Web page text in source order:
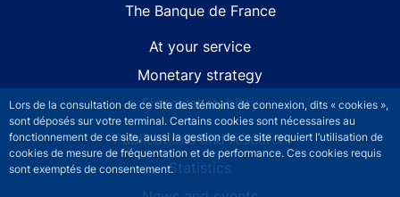
Lors de la consultation de ce site des témoins de connexion, dits « cookies »,
sont déposés sur votre terminal. Certains cookies sont nécessaires au
fonctionnement de ce site, aussi la gestion de ce site requiert l’utilisation de
cookies de mesure de fréquentation et de performance. Ces cookies requis
sont exemptés de consentement.
The Banque de France
At your service
Monetary strategy
Financial stability
Publications and research
Statistics